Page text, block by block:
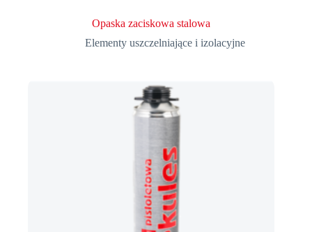
Opaska zaciskowa stalowa
Elementy uszczelniające i izolacyjne